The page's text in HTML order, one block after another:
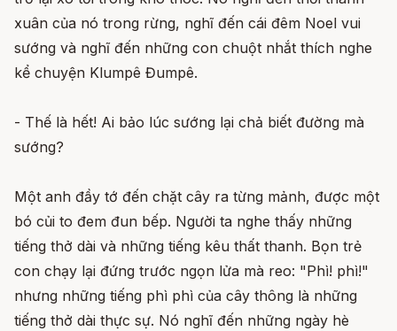
xuân của nó trong rừng, nghĩ đến cái đêm Noel vui
sướng và nghĩ đến những con chuột nhắt thích nghe
kể chuyện Klumpê Đumpê.
- Thế là hết! Ai bảo lúc sướng lại chả biết đường mà
sướng?
Một anh đầy tớ đến chặt cây ra từng mảnh, được một
bó củi to đem đun bếp. Người ta nghe thấy những
tiếng thở dài và những tiếng kêu thất thanh. Bọn trẻ
con chạy lại đứng trước ngọn lửa mà reo: "Phì! phì!"
nhưng những tiếng phì phì của cây thông là những
tiếng thở dài thực sự. Nó nghĩ đến những ngày hè